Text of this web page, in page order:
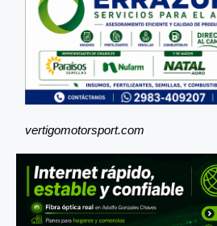
vertigomotorsport.com